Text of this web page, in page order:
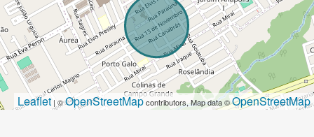
Leaflet | ©OpenStreetMapcontributors, Map data ©OpenStreetMap